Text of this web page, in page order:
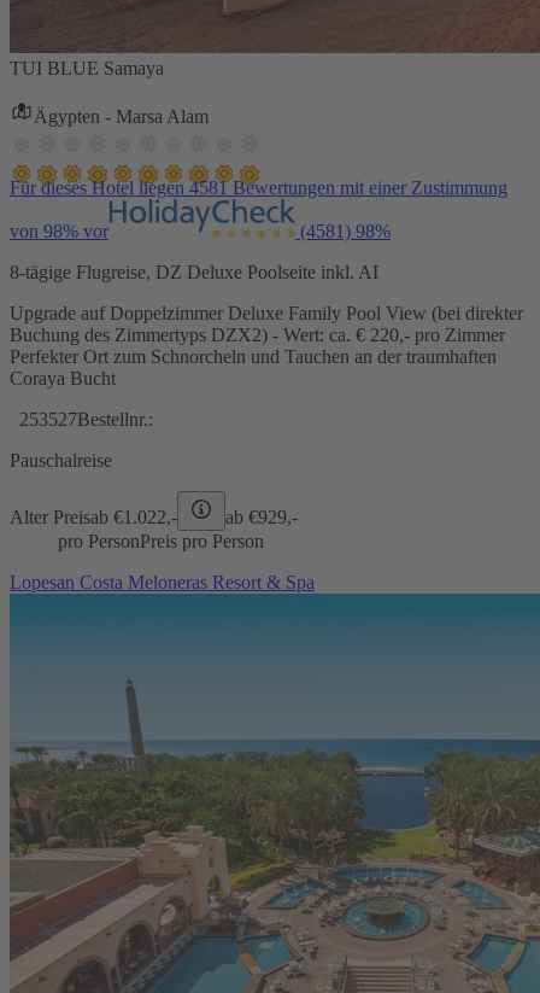
TUI BLUE Samaya
Ägypten - Marsa Alam
Für dieses Hotel liegen 4581 Bewertungen mit einer Zustimmung
von 98% vor (4581) 98%
8-tägige Flugreise, DZ Deluxe Poolseite inkl. AI
Upgrade auf Doppelzimmer Deluxe Family Pool View (bei direkter
Buchung des Zimmertyps DZX2) - Wert: ca. € 220,- pro Zimmer
Perfekter Ort zum Schnorcheln und Tauchen an der traumhaften
Coraya Bucht
253527Bestellnr.:
Pauschalreise
Alter Preisab €1.022,- ab €929,-
pro PersonPreis pro Person
Lopesan Costa Meloneras Resort & Spa